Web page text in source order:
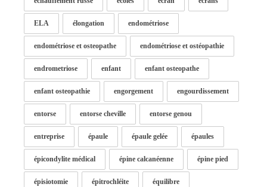
ELA élongation endométriose
endométriose et osteopathe endométriose et ostéopathie
endrometriose enfant enfant osteopathe
enfant osteopathie engorgement engourdissement
entorse entorse cheville entorse genou
entreprise épaule épaule gelée épaules
épicondylite médical épine calcanéenne épine pied
épisiotomie épitrochléite équilibre